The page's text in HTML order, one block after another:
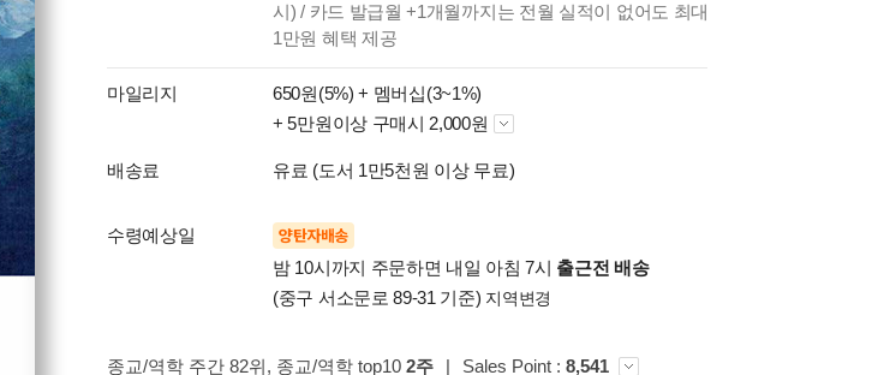
시) / 카드 발급월 +1개월까지는 전월 실적이 없어도 최대
1만원 혜택 제공
마일리지 650원(5%) + 멤버십(3~1%)
+ 5만원이상 구매시 2,000원
배송료 유료 (도서 1만5천원 이상 무료)
수령예상일 양탄자배송
밤 10시까지 주문하면 내일 아침 7시 출근전 배송
(중구 서소문로 89-31 기준) 지역변경
종교/역학 주간 82위, 종교/역학 top10 2주 | Sales Point : 8,541